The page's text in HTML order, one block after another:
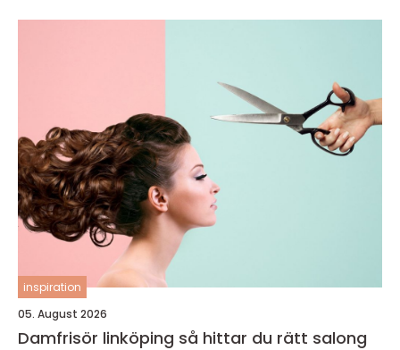
inspiration
05. August 2026
Damfrisör linköping så hittar du rätt salong